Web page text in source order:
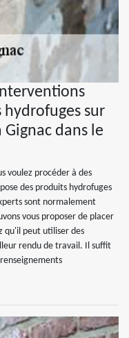
hydrofuges sur
Gignac dans le
voulez procéder à des
des produits hydrofuges
sont normalement
vous proposer de placer
qu'il peut utiliser des
rendu de travail. Il suffit